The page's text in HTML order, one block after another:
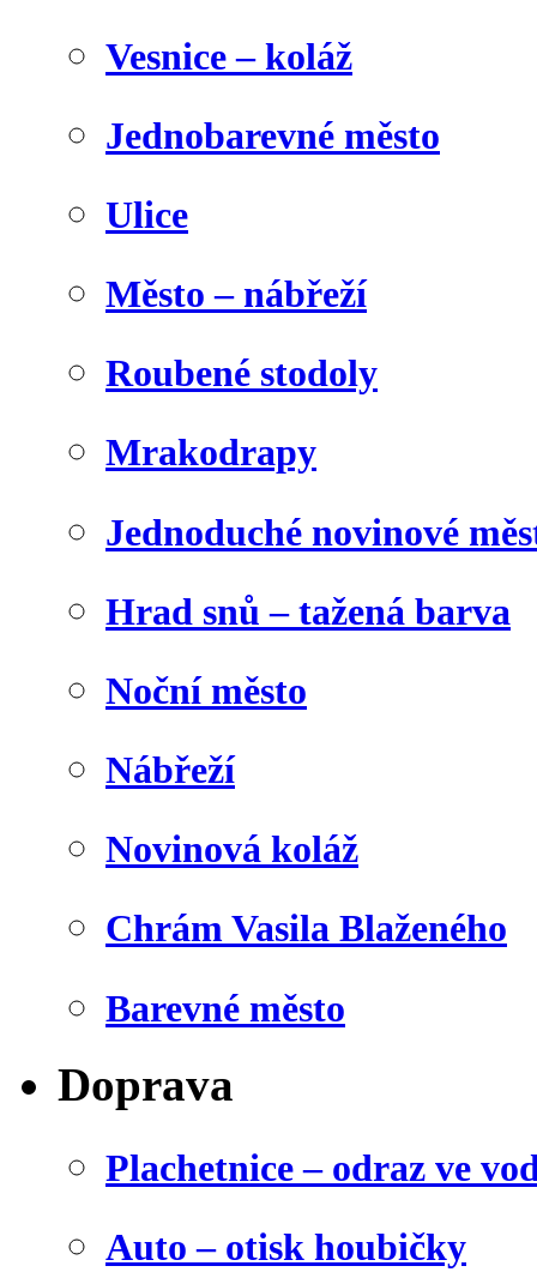
Vesnice – koláž
Jednobarevné město
Ulice
Město – nábřeží
Roubené stodoly
Mrakodrapy
Jednoduché novinové
Hrad snů – tažená barva
Noční město
Nábřeží
Novinová koláž
Chrám Vasila Blaženého
Barevné město
Doprava
Plachetnice – odraz ve
Auto – otisk houbičky